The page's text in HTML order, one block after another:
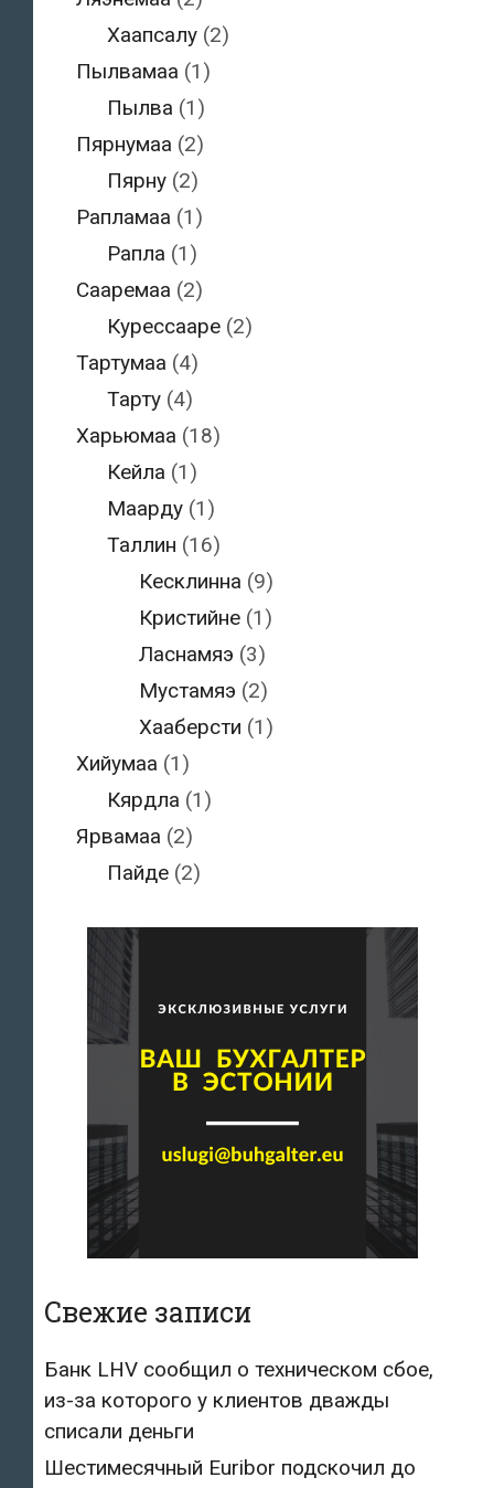
Хаапсалу (2)
Пылвамаа (1)
Пылва (1)
Пярнумаа (2)
Пярну (2)
Рапламаа (1)
Рапла (1)
Сааремаа (2)
Курессааре (2)
Тартумаа (4)
Тарту (4)
Харьюмаа (18)
Кейла (1)
Маарду (1)
Таллин (16)
Кесклинна (9)
Кристийне(1)
Ласнамяэ (3)
Мустамяэ (2)
Хааберсти (1)
Хийумаа (1)
Кярдла (1)
Ярвамаа (2)
Пайде (2)
Свежие записи
Банк LHV сообщил о техническом сбое,
из-за которого у клиентов дважды
списали деньги
Шестимесячный Euribor подскочил до